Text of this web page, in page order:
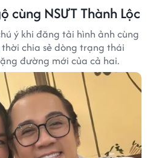
cùng NSƯT Thành Lộc
ý khi đăng tải hình ảnh cùng
thời chia sẻ dòng trạng thái
đường mới của cả hai.